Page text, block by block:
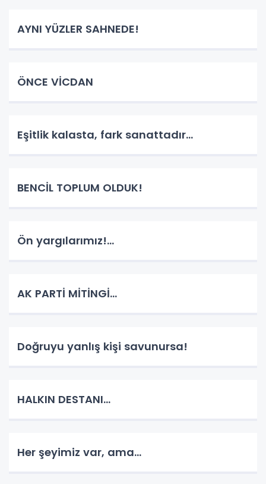
AYNI YÜZLER SAHNEDE!
ÖNCE VİCDAN
Eşitlik kalasta, fark sanattadır...
BENCİL TOPLUM OLDUK!
Ön yargılarımız!...
AK PARTİ MİTİNGİ...
Doğruyu yanlış kişi savunursa!
HALKIN DESTANI...
Her şeyimiz var, ama...